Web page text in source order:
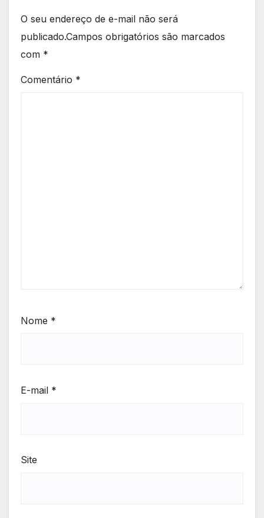
O seu endereço de e-mail não será
publicado.Campos obrigatórios são marcados
com *
Comentário *
Nome *
E-mail *
Site